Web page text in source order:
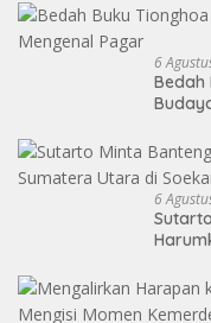
6
Bedah
6